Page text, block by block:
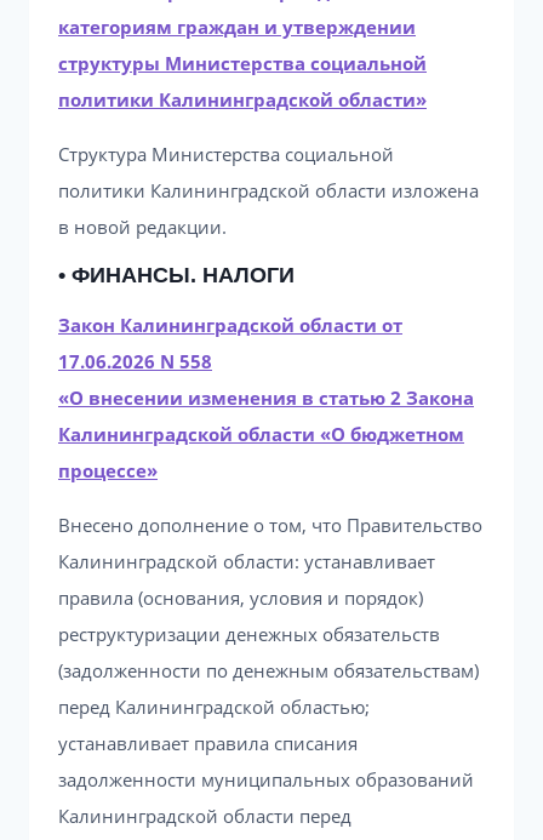
категориям граждан и утверждении
структуры Министерства социальной
политики Калининградской области»
Структура Министерства социальной
политики Калининградской области изложена
в новой редакции.
• ФИНАНСЫ. НАЛОГИ
Закон Калининградской области от
17.06.2026 N 558
«О внесении изменения в статью 2 Закона
Калининградской области «О бюджетном
процессе»
Внесено дополнение о том, что Правительство
Калининградской области: устанавливает
правила (основания, условия и порядок)
реструктуризации денежных обязательств
(задолженности по денежным обязательствам)
перед Калининградской областью;
устанавливает правила списания
задолженности муниципальных образований
Калининградской области перед